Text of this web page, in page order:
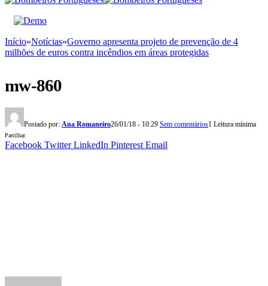
Início»Notícias»Governo apresenta projeto de prevenção de 4
milhões de euros contra incêndios em áreas protegidas
mw-860
Postado por: Ana Romaneiro26/01/18 - 10:29 Sem comentários1 Leitura mínima
Partilhar
Facebook Twitter LinkedIn Pinterest Email